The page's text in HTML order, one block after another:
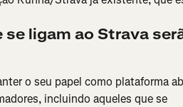
ligam ao Strava
o seu papel como plataforma
incluindo aqueles que se